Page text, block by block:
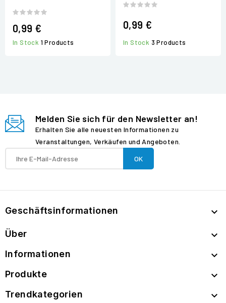
0,99 €
In Stock 1 Products
0,99 €
In Stock 3 Products
Melden Sie sich für den Newsletter an!
Erhalten Sie alle neuesten Informationen zu
Veranstaltungen, Verkäufen und Angeboten.
Geschäftsinformationen 
Über 
Informationen 
Produkte 
Trendkategorien 